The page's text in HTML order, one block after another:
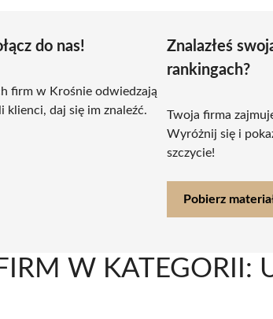
do nas!
firm w Krośnie odwiedzają
klienci, daj się im znaleźć.
Znalazłeś
rankingach?
Twoja firma
Wyróżnij się i
szczycie!
Pobierz
W KATEGORII: